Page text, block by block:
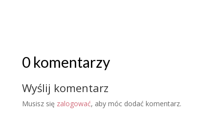
0 komentarzy
Wyślij komentarz
Musisz się zalogować, aby móc dodać komentarz.